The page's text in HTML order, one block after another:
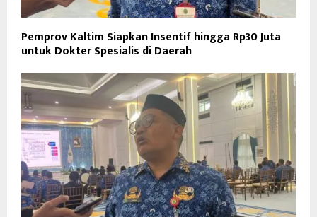
Pemprov Kaltim Siapkan Insentif hingga Rp30 Juta
untuk Dokter Spesialis di Daerah